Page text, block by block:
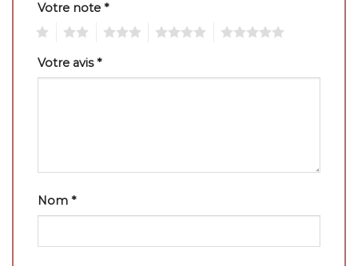
Votre note *
Votre avis*
Nom *